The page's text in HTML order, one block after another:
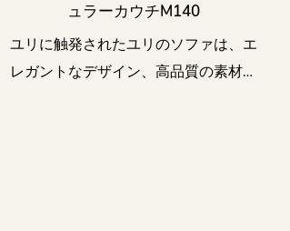
ュラーカウチm140
ユリに触発されたユリのソファは、エ
レガントなデザイン、高品質の素材、